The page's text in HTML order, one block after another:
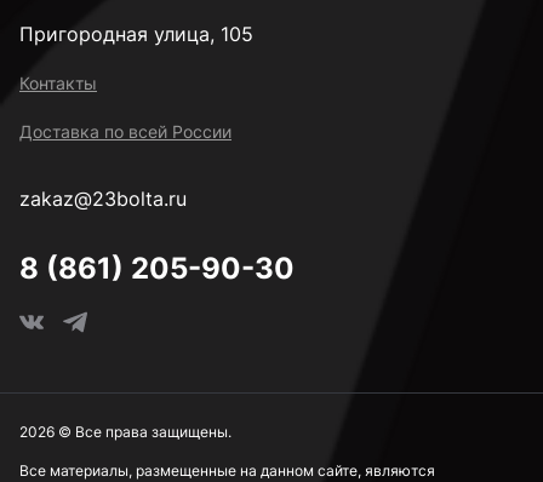
Пригородная улица, 105
Контакты
Доставка по всей России
zakaz@23bolta.ru
8 (861) 205-90-30
Все материалы, размещенные на данном сайте, являются
2026 © Все права защищены.